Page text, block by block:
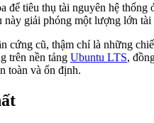
để tiêu thụ tài nguyên hệ
giải phóng một lượng lớn tài
cứng cũ, thậm chí là những
trên nền tảng Ubuntu LTS,
toàn và ổn định.